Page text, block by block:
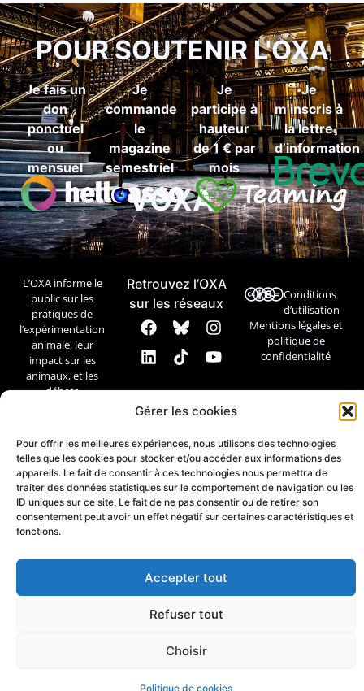
Gérer les cookies
Pour offrir les meilleures expériences, nous utilisons des technologies
telles que les cookies pour stocker et/ou accéder aux informations des
appareils. Le fait de consentir à ces technologies nous permettra de
traiter des données statistiques sur le comportement de navigation ou les
ID uniques sur ce site. Le fait de ne pas consentir ou de retirer son
consentement peut avoir un effet négatif sur certaines caractéristiques et
fonctions.
Accepter tout
Refuser tout
Choisir
Politique de cookies
POUR SOUTENIR L'OXA
Je fais un
don
ponctuel
ou
mensuel
Je
commande
le
magazine
semestriel
VOXA
Je
participe à
hauteur
de 1 € par
mois
Je
m’inscris à
la lettre
d’information
L’OXA informe le
public sur les
pratiques de
l’expérimentation
animale, leur
impact sur les
animaux, et les
débats
Contact
Retrouvez l’OXA
sur les réseaux
Conditions
d’utilisation
Mentions légales et
politique de
confidentialité